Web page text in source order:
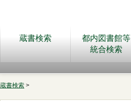
蔵書検索
都内図書館等
統合検索
蔵書検索 >